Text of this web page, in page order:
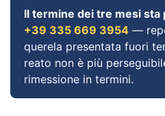
Il termine dei tre mesi sta
+39 335 669 3954 —
querela presentata fuori
reato non è più
rimessione in termini.